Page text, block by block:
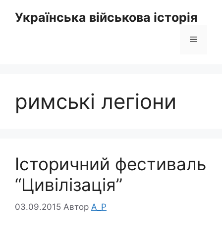
Українська військова історія
Меню
римські легіони
Історичний фестиваль
“Цивілізація”
03.09.2015 Автор A_P